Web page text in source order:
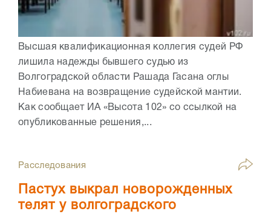
Высшая квалификационная коллегия судей РФ
лишила надежды бывшего судью из
Волгоградской области Рашада Гасана оглы
Набиевана на возвращение судейской мантии.
Как сообщает ИА «Высота 102» со ссылкой на
опубликованные решения,...
Расследования
Пастух выкрал новорожденных
телят у волгоградского